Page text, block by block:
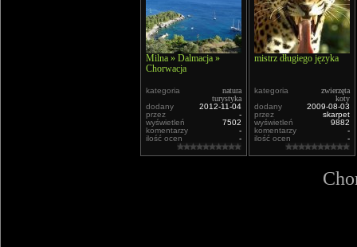
Milna » Dalmacja »
Chorwacja
kategoria
natura
turystyka
dodany
2012-11-04
przez
-
wyświetleń
7502
komentarzy
-
ilość ocen
-
mistrz długiego języka
kategoria
zwierzęta
koty
dodany
2009-08-03
przez
skarpet
wyświetleń
9882
komentarzy
-
ilość ocen
-